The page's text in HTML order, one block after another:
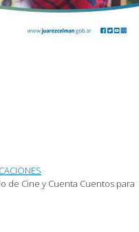
de Cine y Cuenta Cuentos para